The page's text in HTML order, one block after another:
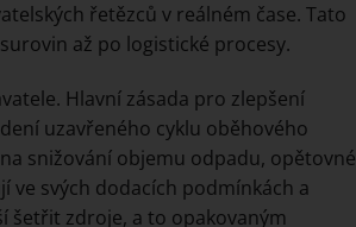
řetězců v reálném čase. Tato
až po logistické procesy.
Hlavní zásada pro zlepšení
uzavřeného cyklu oběhového
snižování objemu odpadu, opětovné
ve svých dodacích podmínkách a
šetřit zdroje, a to opakovaným